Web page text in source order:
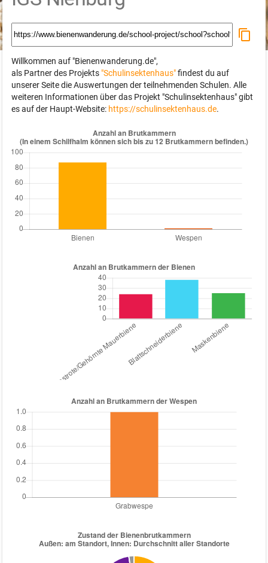
Willkommen auf "Bienenwanderung.de",
als Partner des Projekts "Schulinsektenhaus"findest du auf
unserer Seite die Auswertungen der teilnehmenden Schulen. Alle
weiteren Informationen über das Projekt "Schulinsektenhaus" gibt
es auf der Haupt-Website: https://schulinsektenhaus.de.